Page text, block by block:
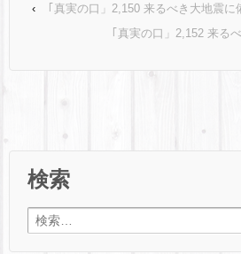
‹
｢真実の口」2,150 来るべき大地震
｢真実の口」2,152 来る
検索
検索: